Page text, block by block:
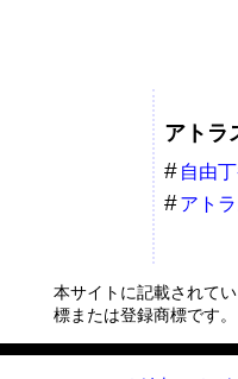
アトラ
自由
アト
本サイトに記載されて
標または登録商標です。